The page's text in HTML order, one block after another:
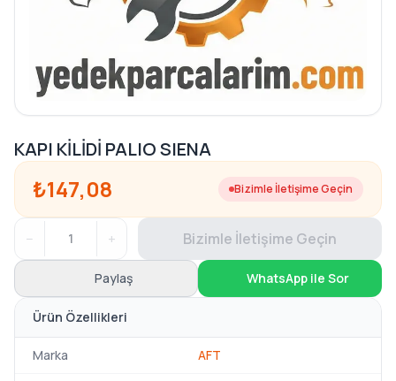
KAPI KİLİDİ PALIO SIENA
₺147,08 Bizimle İletişime Geçin
− + Bizimle İletişime Geçin
Paylaş WhatsApp ile Sor
Ürün Özellikleri
Marka AFT